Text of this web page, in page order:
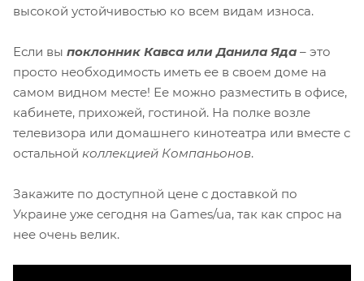
высокой устойчивостью ко всем видам износа.
Если вы поклонник Кавса или Данила Яда – это
просто необходимость иметь ее в своем доме на
самом видном месте! Ее можно разместить в офисе,
кабинете, прихожей, гостиной. На полке возле
телевизора или домашнего кинотеатра или вместе с
остальной коллекцией Компаньонов.
Закажите по доступной цене с доставкой по
Украине уже сегодня на Games/ua, так как спрос на
нее очень велик.